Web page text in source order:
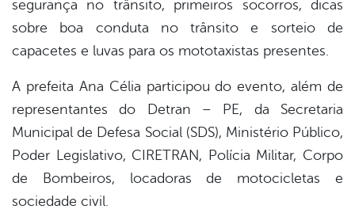
segurança no trânsito, primeiros socorros, dicas
sobre boa conduta no trânsito e sorteio de
capacetes e luvas para os mototaxistas presentes.
A prefeita Ana Célia participou do evento, além de
representantes do Detran – PE, da Secretaria
Municipal de Defesa Social (SDS), Ministério Público,
Poder Legislativo, CIRETRAN, Polícia Militar, Corpo
de Bombeiros, locadoras de motocicletas e
sociedade civil.